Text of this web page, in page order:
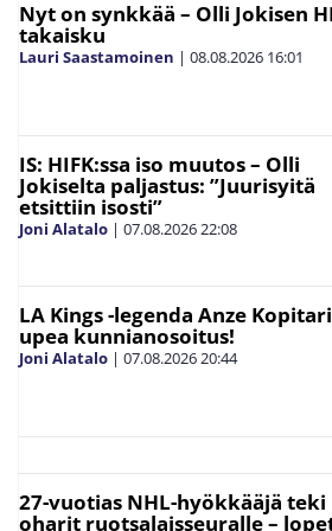
Nyt on synkkää – Olli Jokisen
takaisku
Lauri Saastamoinen | 08.08.2026 16:01
IS: HIFK:ssa iso muutos – Olli
Jokiselta paljastus: ”Juurisyitä
etsittiin isosti”
Joni Alatalo | 07.08.202622:08
LA Kings -legenda Anze
upea kunnianosoitus!
Joni Alatalo | 07.08.202620:44
27-vuotias NHL-hyökkääjä teki
oharit ruotsalaisseuralle –